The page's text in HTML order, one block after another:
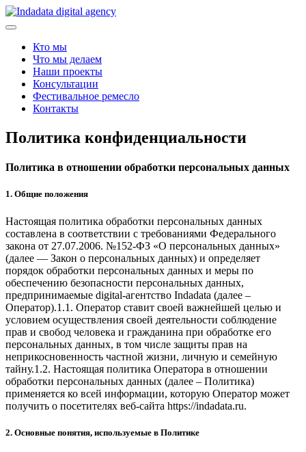
Skip
to
Кто мы
Что мы делаем
Наши проекты
Консультации
Фестивальное ремесло
Контакты
Политика конфиденциальности
Политика в отношении обработки персональных данных
1. Общие положения
Настоящая политика обработки персональных данных
составлена в соответствии с требованиями Федерального
закона от 27.07.2006. №152-ФЗ «О персональных данных»
(далее — Закон о персональных данных) и определяет
порядок обработки персональных данных и меры по
обеспечению безопасности персональных данных,
предпринимаемые digital-агентство Indadata (далее –
Оператор).1.1. Оператор ставит своей важнейшей целью и
условием осуществления своей деятельности соблюдение
прав и свобод человека и гражданина при обработке его
персональных данных, в том числе защиты прав на
неприкосновенность частной жизни, личную и семейную
тайну.1.2. Настоящая политика Оператора в отношении
обработки персональных данных (далее – Политика)
применяется ко всей информации, которую Оператор может
получить о посетителях веб-сайта https://indadata.ru.
2. Основные понятия, используемые в Политике